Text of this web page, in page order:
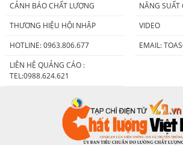
CẢNH BÁO CHẤT LƯỢNG
NĂNG SUẤT
THƯƠNG HIỆU HỘI NHẬP
VIDEO
HOTLINE: 0963.806.677
EMAIL:
LIÊN HỆ QUẢNG CÁO :
TEL:0988.624.621